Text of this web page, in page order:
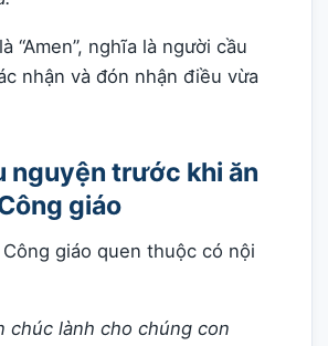
“Amen”, nghĩa là người cầu
nhận và đón nhận điều vừa
nguyện trước khi ăn
giáo
giáo quen thuộc có nội
chúc lành cho chúng con